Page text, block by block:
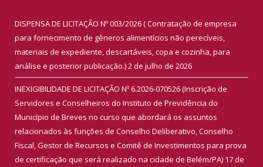
DISPENSA DE LICITAÇÃO Nº 003/2026 ( Contratação de empresa
para fornecimento de gêneros alimentícios não perecíveis,
materiais de expediente, descartáveis, copa e cozinha, para
análise e posterior publicação.)2 de julho de 2026
INEXIGIBILIDADE DE LICITAÇÃO Nº 6.2026-070526 (Inscrição de
Servidores e Conselheiros do Instituto de Previdência do
Município de Breves no curso que abordará os assuntos
relacionados às funções de Conselho Deliberativo, Conselho
Fiscal, Gestor de Recursos e Comitê de Investimentos para prova
de certificação que será realizado na cidade de Belém/PA) 17 de